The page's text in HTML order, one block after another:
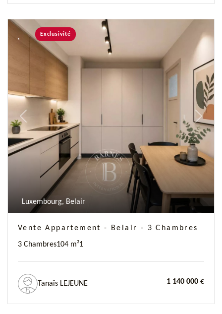
Previous Next
Exclusivité
Luxembourg, Belair
Vente Appartement - Belair - 3 Chambres
3 Chambres104 m²1
Tanaïs LEJEUNE 1 140 000 €